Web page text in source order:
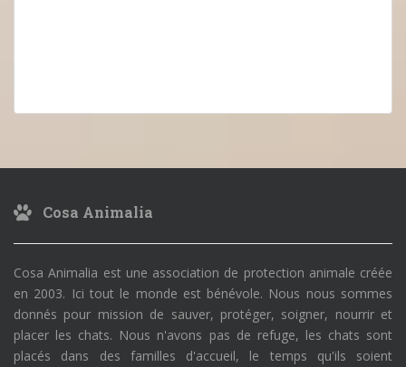
Cosa Animalia
Cosa Animalia est une association de protection animale créée
en 2003. Ici tout le monde est bénévole. Nous nous sommes
donnés pour mission de sauver, protéger, soigner, nourrir et
placer les chats. Nous n'avons pas de refuge, les chats sont
placés dans des familles d'accueil, le temps qu'ils soient